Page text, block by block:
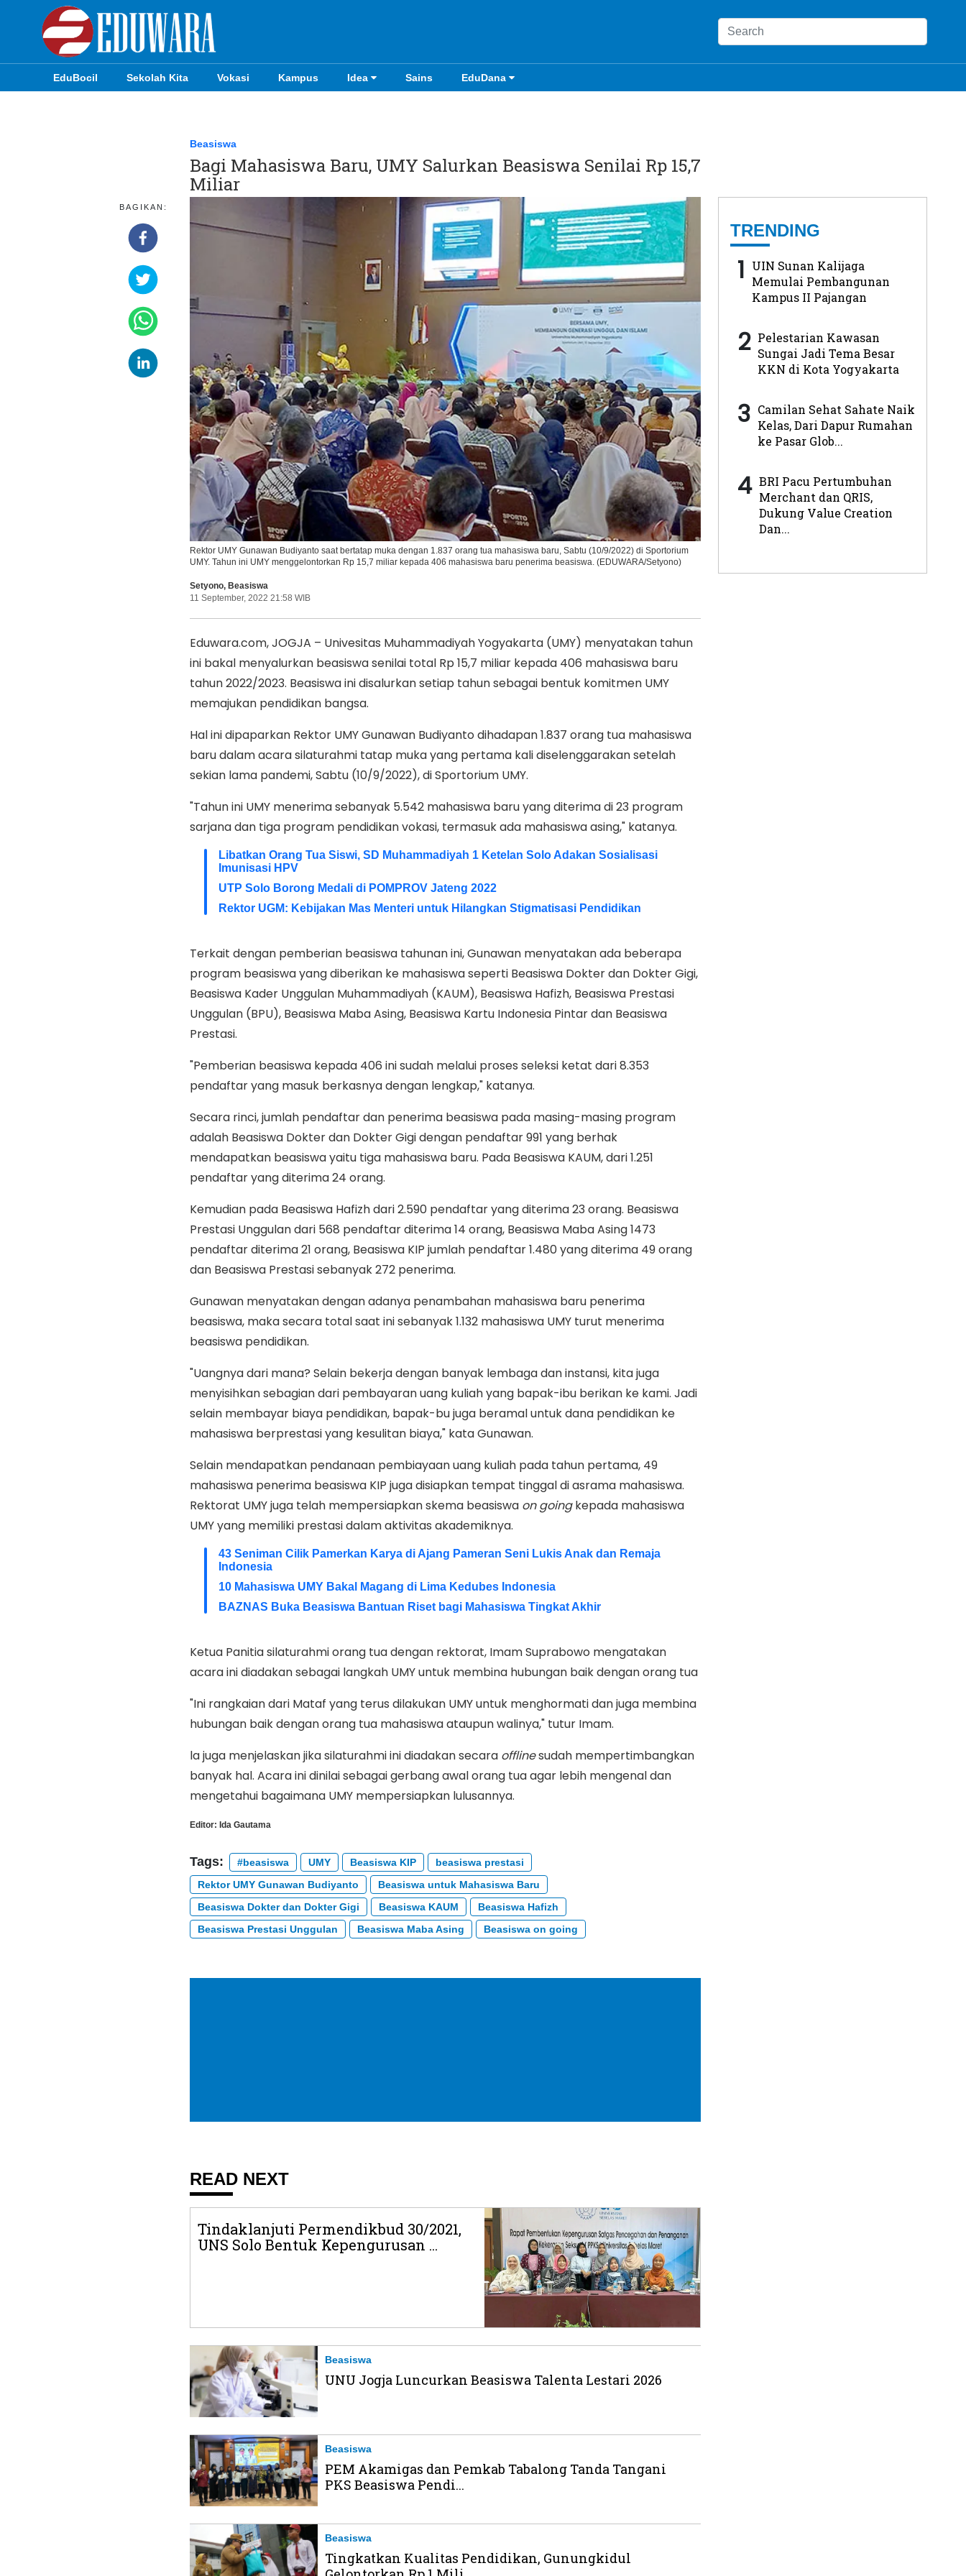
EduBocil Sekolah Kita Vokasi Kampus Idea Sains EduDana
Ikuti Kami di:
Beasiswa
Bagi Mahasiswa Baru, UMY Salurkan Beasiswa Senilai Rp 15,7
Miliar
BAGIKAN:
Rektor UMY Gunawan Budiyanto saat bertatap muka dengan 1.837 orang tua mahasiswa baru, Sabtu (10/9/2022) di Sportorium
UMY. Tahun ini UMY menggelontorkan Rp 15,7 miliar kepada 406 mahasiswa baru penerima beasiswa. (EDUWARA/Setyono)
Setyono, Beasiswa
11 September, 2022 21:58 WIB
Eduwara.com, JOGJA – Univesitas Muhammadiyah Yogyakarta (UMY) menyatakan tahun
ini bakal menyalurkan beasiswa senilai total Rp 15,7 miliar kepada 406 mahasiswa baru
tahun 2022/2023. Beasiswa ini disalurkan setiap tahun sebagai bentuk komitmen UMY
memajukan pendidikan bangsa.
Hal ini dipaparkan Rektor UMY Gunawan Budiyanto dihadapan 1.837 orang tua mahasiswa
baru dalam acara silaturahmi tatap muka yang pertama kali diselenggarakan setelah
sekian lama pandemi, Sabtu (10/9/2022), di Sportorium UMY.
"Tahun ini UMY menerima sebanyak 5.542 mahasiswa baru yang diterima di 23 program
sarjana dan tiga program pendidikan vokasi, termasuk ada mahasiswa asing," katanya.
Libatkan Orang Tua Siswi, SD Muhammadiyah 1 Ketelan Solo Adakan Sosialisasi
Imunisasi HPV
UTP Solo Borong Medali di POMPROV Jateng 2022
Rektor UGM: Kebijakan Mas Menteri untuk Hilangkan Stigmatisasi Pendidikan
Terkait dengan pemberian beasiswa tahunan ini, Gunawan menyatakan ada beberapa
program beasiswa yang diberikan ke mahasiswa seperti Beasiswa Dokter dan Dokter Gigi,
Beasiswa Kader Unggulan Muhammadiyah (KAUM), Beasiswa Hafizh, Beasiswa Prestasi
Unggulan (BPU), Beasiswa Maba Asing, Beasiswa Kartu Indonesia Pintar dan Beasiswa
Prestasi.
"Pemberian beasiswa kepada 406 ini sudah melalui proses seleksi ketat dari 8.353
pendaftar yang masuk berkasnya dengan lengkap," katanya.
Secara rinci, jumlah pendaftar dan penerima beasiswa pada masing-masing program
adalah Beasiswa Dokter dan Dokter Gigi dengan pendaftar 991 yang berhak
mendapatkan beasiswa yaitu tiga mahasiswa baru. Pada Beasiswa KAUM, dari 1.251
pendaftar yang diterima 24 orang.
Kemudian pada Beasiswa Hafizh dari 2.590 pendaftar yang diterima 23 orang. Beasiswa
Prestasi Unggulan dari 568 pendaftar diterima 14 orang, Beasiswa Maba Asing 1473
pendaftar diterima 21 orang, Beasiswa KIP jumlah pendaftar 1.480 yang diterima 49 orang
dan Beasiswa Prestasi sebanyak 272 penerima.
Gunawan menyatakan dengan adanya penambahan mahasiswa baru penerima
beasiswa, maka secara total saat ini sebanyak 1.132 mahasiswa UMY turut menerima
beasiswa pendidikan.
"Uangnya dari mana? Selain bekerja dengan banyak lembaga dan instansi, kita juga
menyisihkan sebagian dari pembayaran uang kuliah yang bapak-ibu berikan ke kami. Jadi
selain membayar biaya pendidikan, bapak-bu juga beramal untuk dana pendidikan ke
mahasiswa berprestasi yang kesulitan biaya," kata Gunawan.
Selain mendapatkan pendanaan pembiayaan uang kuliah pada tahun pertama, 49
mahasiswa penerima beasiswa KIP juga disiapkan tempat tinggal di asrama mahasiswa.
Rektorat UMY juga telah mempersiapkan skema beasiswa on goingkepada mahasiswa
UMY yang memiliki prestasi dalam aktivitas akademiknya.
43 Seniman Cilik Pamerkan Karya di Ajang Pameran Seni Lukis Anak dan Remaja
Indonesia
10 Mahasiswa UMY Bakal Magang di Lima Kedubes Indonesia
BAZNAS Buka Beasiswa Bantuan Riset bagi Mahasiswa Tingkat Akhir
Ketua Panitia silaturahmi orang tua dengan rektorat, Imam Suprabowo mengatakan
acara ini diadakan sebagai langkah UMY untuk membina hubungan baik dengan orang tua
"Ini rangkaian dari Mataf yang terus dilakukan UMY untuk menghormati dan juga membina
hubungan baik dengan orang tua mahasiswa ataupun walinya," tutur Imam.
la juga menjelaskan jika silaturahmi ini diadakan secara offlinesudah mempertimbangkan
banyak hal. Acara ini dinilai sebagai gerbang awal orang tua agar lebih mengenal dan
mengetahui bagaimana UMY mempersiapkan lulusannya.
Editor: Ida Gautama
Tags: #beasiswa UMY Beasiswa KIP
beasiswa prestasi
Rektor UMY Gunawan Budiyanto
Beasiswa untuk Mahasiswa Baru
Beasiswa Dokter dan Dokter Gigi
Beasiswa KAUM
Beasiswa Hafizh
Beasiswa Prestasi Unggulan
Beasiswa Maba Asing Beasiswa on going
READ NEXT
Tindaklanjuti Permendikbud 30/2021,
UNS Solo Bentuk Kepengurusan ...
Beasiswa
UNU Jogja Luncurkan Beasiswa Talenta Lestari 2026
Beasiswa
PEM Akamigas dan Pemkab Tabalong Tanda Tangani
PKS Beasiswa Pendi...
Beasiswa
Tingkatkan Kualitas Pendidikan, Gunungkidul
TRENDING
1 UIN Sunan Kalijaga
Memulai Pembangunan
Kampus II Pajangan
2 Pelestarian Kawasan
Sungai Jadi Tema Besar
KKN di Kota Yogyakarta
3 Camilan Sehat Sahate Naik
Kelas, Dari Dapur Rumahan
ke Pasar Glob...
4 BRI Pacu Pertumbuhan
Merchant dan QRIS,
Dukung Value Creation
Dan...